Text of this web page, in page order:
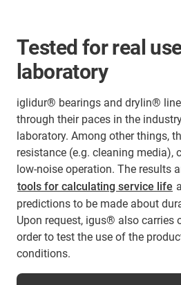
Tested for real
laboratory
iglidur® bearings and drylin®
through their paces in the
laboratory. Among other things,
resistance (e.g. cleaning media),
low-noise operation. The results
tools for calculating service life
predictions to be made about
Upon request, igus® also carries
order to test the use of the
conditions.